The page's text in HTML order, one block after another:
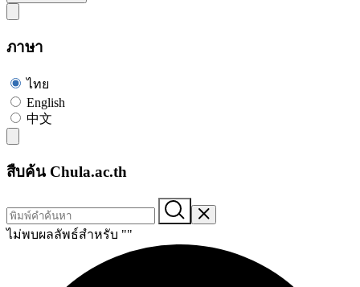
ภาษา
ไทย
English
中文
สืบค้น Chula.ac.th
ไม่พบผลลัพธ์สำหรับ ""